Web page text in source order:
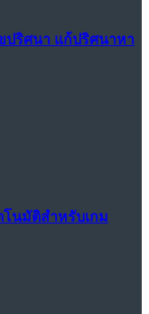
ขปริศนา แก้ปริศนาหา
โนมัติสำหรับเกม